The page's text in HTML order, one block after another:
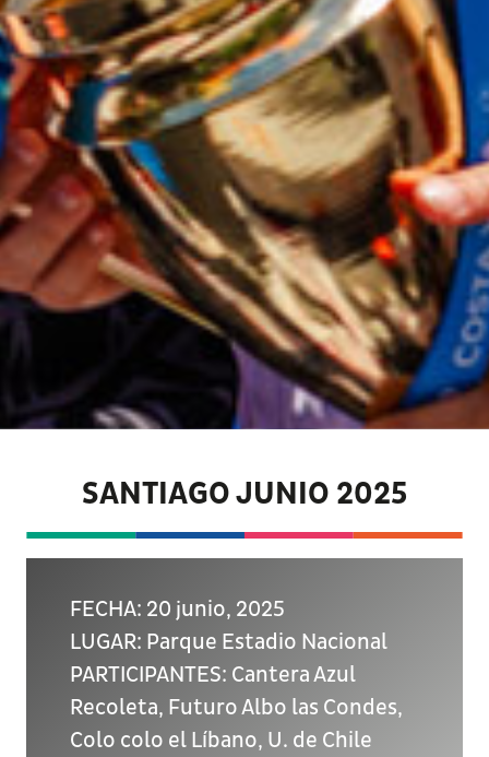
SANTIAGO JUNIO 2025
FECHA: 20 junio, 2025
LUGAR: Parque Estadio Nacional
PARTICIPANTES: Cantera Azul
Recoleta, Futuro Albo las Condes,
Colo colo el Líbano, U. de Chile